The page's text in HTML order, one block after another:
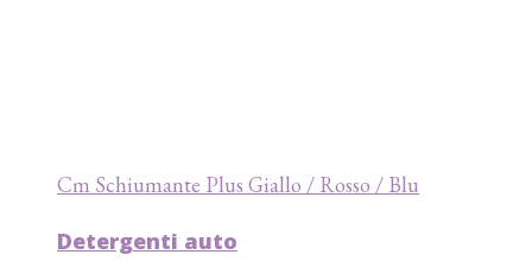
Cm Schiumante Plus Giallo / Rosso / Blu
Detergenti auto